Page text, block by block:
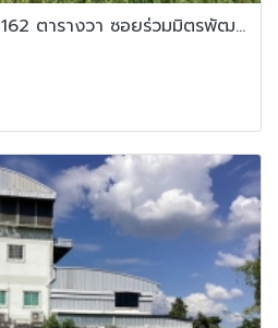
ขายที่ดิน 2 แปลง เนื้อที่ 162 ตารางวา ซอยร่วมมิตรพัฒนา 6 สุขาภิบา